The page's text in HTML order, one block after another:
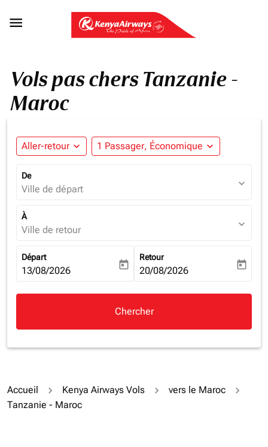

Vols pas chers Tanzanie -
Maroc
Aller-retour expand_more 1 Passager, Économique expand_more
De
Ville de départ expand_more
À
Ville de retour expand_more
Départ
fc-booking-departure-date-aria-label
13/08/2026 today
Retour
fc-booking-return-date-aria-
20/08/2026 today
Chercher
Accueil Kenya Airways Vols
vers le Maroc
Tanzanie - Maroc